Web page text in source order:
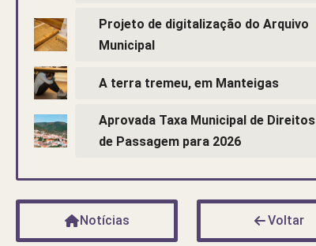
Projeto de digitalização do Arquivo
Municipal
A terra tremeu, em Manteigas
Aprovada Taxa Municipal de Direitos
de Passagem para 2026
Notícias Voltar